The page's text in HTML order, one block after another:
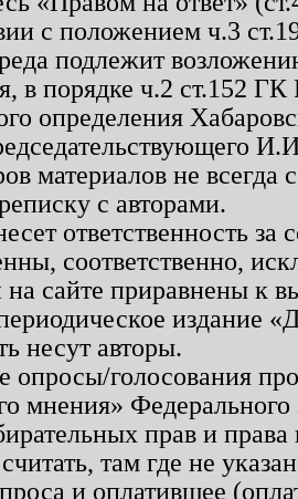
с положением ч.3
подлежит
в порядке ч.2 ст.152
определения
материалов не
с авторами.
ответственность
соответственно,
сайте приравнены к
издание
несут авторы.
опросы/голосования
мнения»
прав и
там где не
и оплатившее